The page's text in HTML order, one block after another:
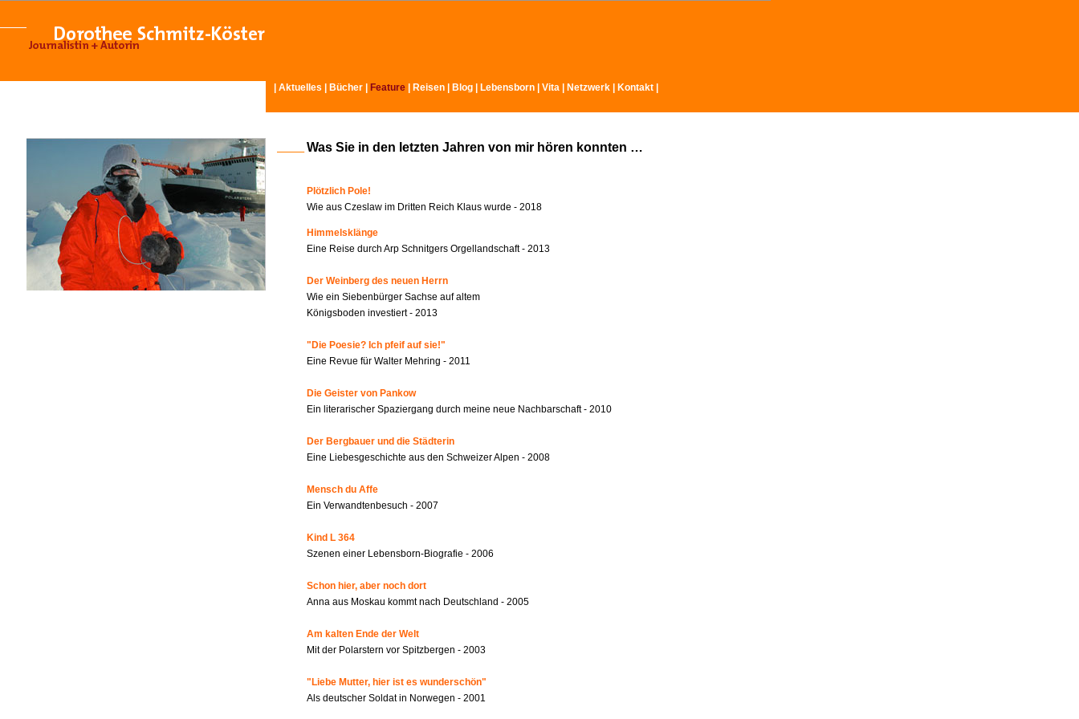
Aktuelles Bücher Feature Reisen Blog Lebensborn Vita Netzwerk Kontakt
Was Sie in den letzten Jahren von mir hören konnten …
Plötzlich Pole!
Wie aus Czeslaw im Dritten Reich Klaus wurde - 2018
Himmelsklänge
Eine Reise durch Arp Schnitgers Orgellandschaft - 2013
Der Weinberg des neuen Herrn
Wie ein Siebenbürger Sachse auf altem
Königsboden investiert - 2013
"Die Poesie? Ich pfeif auf sie!"
Eine Revue für Walter Mehring - 2011
Die Geister von Pankow
Ein literarischer Spaziergang durch meine neue Nachbarschaft - 2010
Der Bergbauer und die Städterin
Eine Liebesgeschichte aus den Schweizer Alpen - 2008
Mensch du Affe
Ein Verwandtenbesuch - 2007
Kind L 364
Szenen einer Lebensborn-Biografie - 2006
Schon hier, aber noch dort
Anna aus Moskau kommt nach Deutschland - 2005
Am kalten Ende der Welt
Mit der Polarstern vor Spitzbergen - 2003
"Liebe Mutter, hier ist es wunderschön"
Als deutscher Soldat in Norwegen - 2001